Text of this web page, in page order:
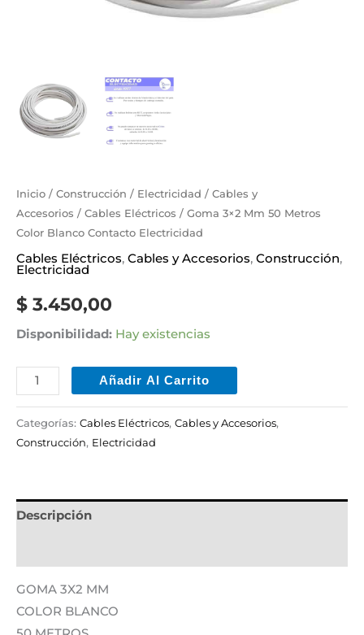
Inicio / Construcción / Electricidad / Cables y
Accesorios / Cables Eléctricos / Goma 3×2 Mm 50 Metros
Color Blanco Contacto Electricidad
Cables Eléctricos, Cables y Accesorios, Construcción,
Electricidad
$ 3.450,00
Disponibilidad: Hay existencias
Añadir Al Carrito
Categorías: Cables Eléctricos, Cables y Accesorios,
Construcción, Electricidad
Descripción
GOMA 3X2 MM
COLOR BLANCO